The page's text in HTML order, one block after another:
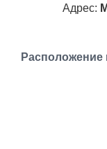
Адрес:
Расположение